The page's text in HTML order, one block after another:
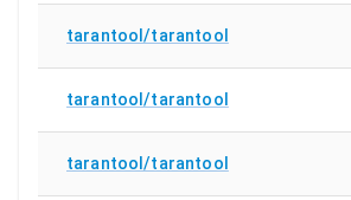
tarantool/tarantool
tarantool/tarantool
tarantool/tarantool